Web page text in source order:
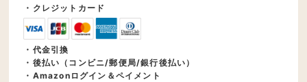
・クレジットカード
・代金引換
・後払い（コンビニ/郵便局/銀行後払い）
・Amazonログイン＆ペイメント